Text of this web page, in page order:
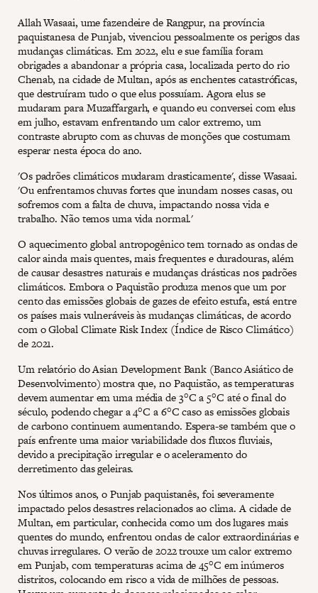
Allah Wasaai, ume fazendeire de Rangpur, na província
paquistanesa de Punjab, vivenciou pessoalmente os perigos das
mudanças climáticas. Em 2022, elu e sue família foram
obrigades a abandonar a própria casa, localizada perto do rio
Chenab, na cidade de Multan, após as enchentes catastróficas,
que destruíram tudo o que elus possuíam. Agora elus se
mudaram para Muzaffargarh, e quando eu conversei com elus
em julho, estavam enfrentando um calor extremo, um
contraste abrupto com as chuvas de monções que costumam
esperar nesta época do ano.
'Os padrões climáticos mudaram drasticamente', disse Wasaai.
'Ou enfrentamos chuvas fortes que inundam nosses casas, ou
sofremos com a falta de chuva, impactando nossa vida e
trabalho. Não temos uma vida normal.'
O aquecimento global antropogênico tem tornado as ondas de
calor ainda mais quentes, mais frequentes e duradouras, além
de causar desastres naturais e mudanças drásticas nos padrões
climáticos. Embora o Paquistão produza menos que um por
cento das emissões globais de gazes de efeito estufa, está entre
os países mais vulneráveis às mudanças climáticas, de acordo
com o Global Climate Risk Index (Índice de Risco Climático)
de 2021.
Um relatório do Asian Development Bank (Banco Asiático de
Desenvolvimento) mostra que, no Paquistão, as temperaturas
devem aumentar em uma média de 3°C a 5°C até o final do
século, podendo chegar a 4°C a 6°C caso as emissões globais
de carbono continuem aumentando. Espera-se também que o
país enfrente uma maior variabilidade dos fluxos fluviais,
devido a precipitação irregular e o aceleramento do
derretimento das geleiras.
Nos últimos anos, o Punjab paquistanês, foi severamente
impactado pelos desastres relacionados ao clima. A cidade de
Multan, em particular, conhecida como um dos lugares mais
quentes do mundo, enfrentou ondas de calor extraordinárias e
chuvas irregulares. O verão de 2022 trouxe um calor extremo
em Punjab, com temperaturas acima de 45°C em inúmeros
distritos, colocando em risco a vida de milhões de pessoas.